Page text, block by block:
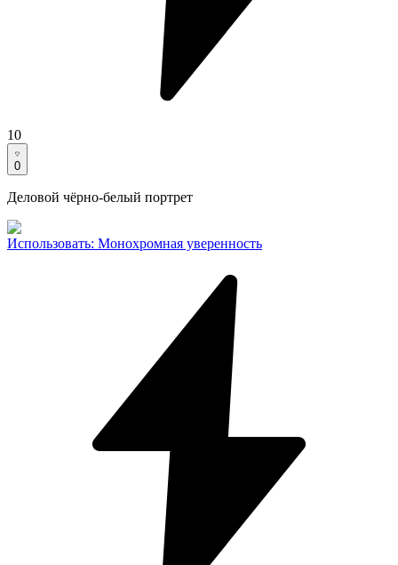
10
0
Деловой чёрно-белый портрет
Использовать: Монохромная уверенность